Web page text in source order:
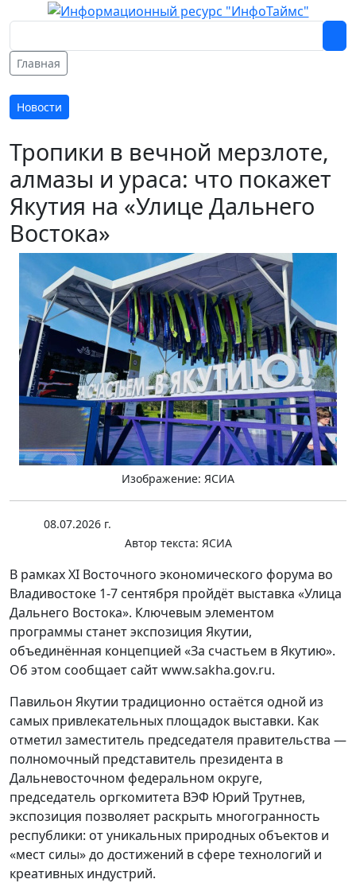
Главная
Новости
Тропики в вечной мерзлоте,
алмазы и ураса: что покажет
Якутия на «Улице Дальнего
Востока»
Изображение: ЯСИА
08.07.2026 г.
Автор текста: ЯСИА
В рамках XI Восточного экономического форума во
Владивостоке 1-7 сентября пройдёт выставка «Улица
Дальнего Востока». Ключевым элементом
программы станет экспозиция Якутии,
объединённая концепцией «За счастьем в Якутию».
Об этом сообщает сайт www.sakha.gov.ru.
Павильон Якутии традиционно остаётся одной из
самых привлекательных площадок выставки. Как
отметил заместитель председателя правительства —
полномочный представитель президента в
Дальневосточном федеральном округе,
председатель оргкомитета ВЭФ Юрий Трутнев,
экспозиция позволяет раскрыть многогранность
республики: от уникальных природных объектов и
«мест силы» до достижений в сфере технологий и
креативных индустрий.